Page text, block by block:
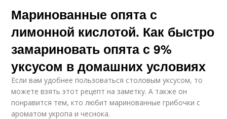
Бальзамический
уксус
Яблочный уксус
Спиртовой уксус Рисовый уксус
Маринованные опята с
лимонной кислотой. Как быстро
замариновать опята с 9%
уксусом в домашних условиях
Если вам удобнее пользоваться столовым уксусом, то
можете взять этот рецепт на заметку. А также он
понравится тем, кто любит маринованные грибочки с
ароматом укропа и чеснока.